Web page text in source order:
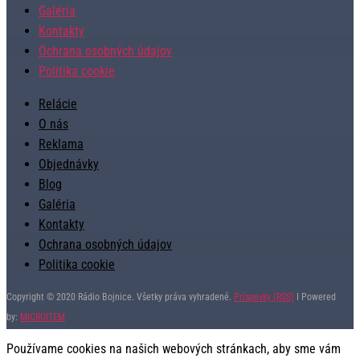
Galéria
Kontakty
Ochrana osobných údajov
Politika cookie
Relácie
O nás
Reklama
Objednávky
Blog
Galéria
Kontakty
Ochrana osobných údajov
Politika cookie
Copyright © 2020 Rádio Bojnice. Všetky práva vyhradené. Príspevky (RSS) I Powered
by: MICROITEM
Používame cookies na našich webových stránkach, aby sme vám